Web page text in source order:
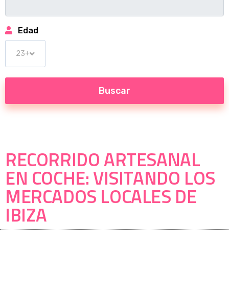
Edad
RECORRIDO ARTESANAL
EN COCHE: VISITANDO LOS
MERCADOS LOCALES DE
IBIZA